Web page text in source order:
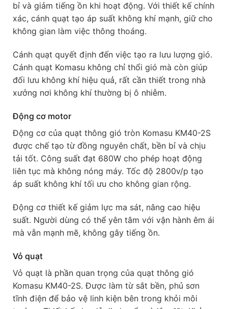
bỉ và giảm tiếng ồn khi hoạt động. Với thiết kế chính
xác, cánh quạt tạo áp suất không khí mạnh, giữ cho
không gian làm việc thông thoáng.
Cánh quạt quyết định đến việc tạo ra lưu lượng gió.
Cánh quạt Komasu không chỉ thổi gió mà còn giúp
đối lưu không khí hiệu quả, rất cần thiết trong nhà
xưởng nơi không khí thường bị ô nhiễm.
Động cơ motor
Động cơ của quạt thông gió tròn Komasu KM40-2S
được chế tạo từ đồng nguyên chất, bền bỉ và chịu
tải tốt. Công suất đạt 680W cho phép hoạt động
liên tục mà không nóng máy. Tốc độ 2800v/p tạo
áp suất không khí tối ưu cho không gian rộng.
Động cơ thiết kế giảm lực ma sát, nâng cao hiệu
suất. Người dùng có thể yên tâm với vận hành êm ái
mà vẫn mạnh mẽ, không gây tiếng ồn.
Vỏ quạt
Vỏ quạt là phần quan trọng của quạt thông gió
Komasu KM40-2S. Được làm từ sắt bền, phủ sơn
tĩnh điện để bảo vệ linh kiện bên trong khỏi môi